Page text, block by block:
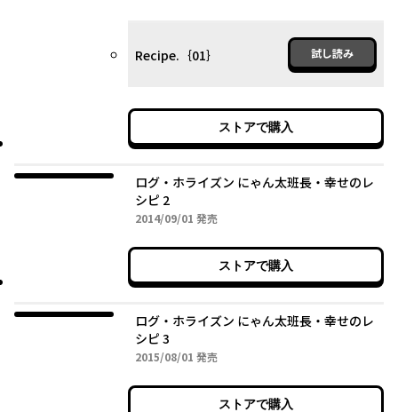
Recipe.｛01｝ 試し読み
ストアで購入
ログ・ホライズン にゃん太班長・幸せのレ
シピ 2
2014/09/01 2014年09月01日
発売
ストアで購入
ログ・ホライズン にゃん太班長・幸せのレ
シピ 3
2015/08/01 2015年08月01日
発売
ストアで購入